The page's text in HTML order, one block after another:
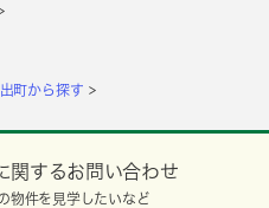
町から探す
関するお問い合わせ
物件を見学したいなど